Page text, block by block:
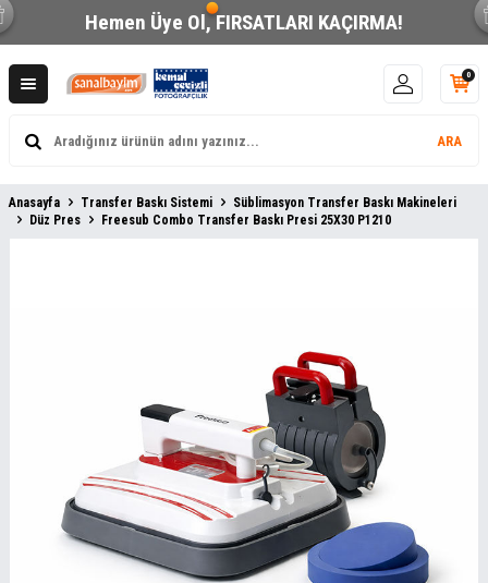
Hemen Üye Ol,FIRSATLARI KAÇIRMA!
ARA
0
Anasayfa Transfer Baskı Sistemi
Süblimasyon Transfer Baskı Makineleri
Düz Pres
Freesub Combo Transfer Baskı Presi 25X30 P1210